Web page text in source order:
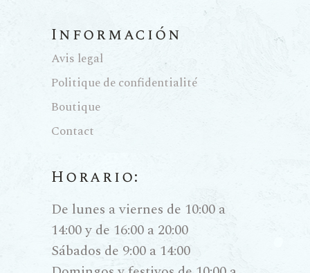
Información
Avis legal
Politique de confidentialité
Boutique
Contact
Horario:
De lunes a viernes de 10:00 a
14:00 y de 16:00 a 20:00
Sábados de 9:00 a 14:00